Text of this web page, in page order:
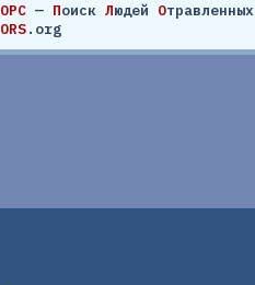
— Поиск Людей Отравленных
.org